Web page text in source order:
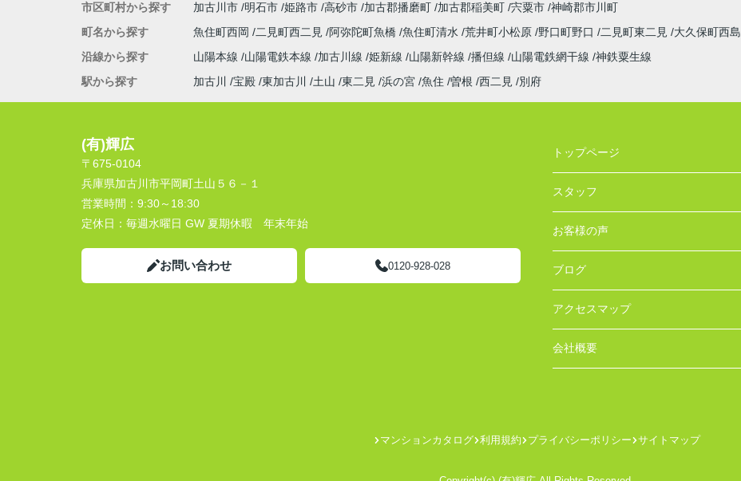
市区町村から探す 加古川市 明石市 姫路市 高砂市 加古郡播磨町 加古郡稲美町 宍粟市 神崎郡市川町
町名から探す
魚住町西岡 二見町西二見 阿弥陀町魚橋 魚住町清水 荒井町小松原 野口町野口 二見町東二見 大久保町西島
沿線から探す
山陽本線 山陽電鉄本線 加古川線 姫新線 山陽新幹線 播但線 山陽電鉄網干線 神鉄粟生線
駅から探す
加古川 宝殿 東加古川 土山 東二見 浜の宮 魚住 曽根 西二見 別府
(有)輝広
〒675-0104
兵庫県加古川市平岡町土山５６－１
営業時間： 9:30～18:30
定休日： 毎週水曜日 GW 夏期休暇 年末年始
お問い合わせ 0120-928-028
トップページ
スタッフ
お客様の声
ブログ
アクセスマップ
会社概要
マンションカタログ 利用規約 プライバシーポリシー サイトマップ